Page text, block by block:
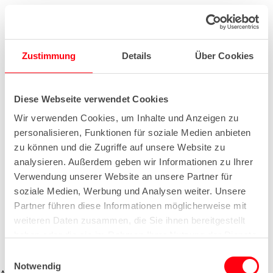
Zustimmung Details Über Cookies
Diese Webseite verwendet Cookies
Wir verwenden Cookies, um Inhalte und Anzeigen zu
personalisieren, Funktionen für soziale Medien anbieten
zu können und die Zugriffe auf unsere Website zu
analysieren. Außerdem geben wir Informationen zu Ihrer
Verwendung unserer Website an unsere Partner für
soziale Medien, Werbung und Analysen weiter. Unsere
Partner führen diese Informationen möglicherweise mit
weiteren Daten zusammen, die Sie ihnen bereitgestellt
Notwendig